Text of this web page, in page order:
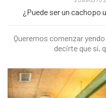
¿Puede ser un cachopo
Queremos comenzar
decirte que sí,